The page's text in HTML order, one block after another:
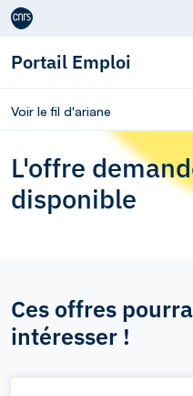
Aller au contenu
Portail Emploi
Voir le fil d'ariane
L'offre
disponible
Ces offres
intéresser !